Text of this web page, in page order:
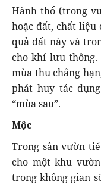
Hành thổ (trong
hoặc đất, chất liệu
quả đất này và
cho khí lưu
mùa thu chẳng
phát huy tác
“mùa sau”.
Mộc
Trong sân vườn
cho một khu
trong không gian